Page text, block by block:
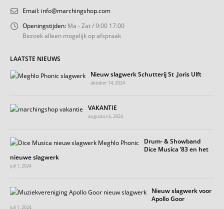
Email: info@marchingshop.com
Openingstijden: Ma - Zat / 9:00 17:00
Bezoek alleen mogelijk op afspraak
LAATSTE NIEUWS
Nieuw slagwerk Schutterij St .Joris Ulft
oktober 14, 2024
VAKANTIE
augustus 6, 2024
Drum- & Showband
Dice Musica ’83 en het
nieuwe slagwerk
juli 1, 2024
Nieuw slagwerk voor
Apollo Goor
juli 1, 2024